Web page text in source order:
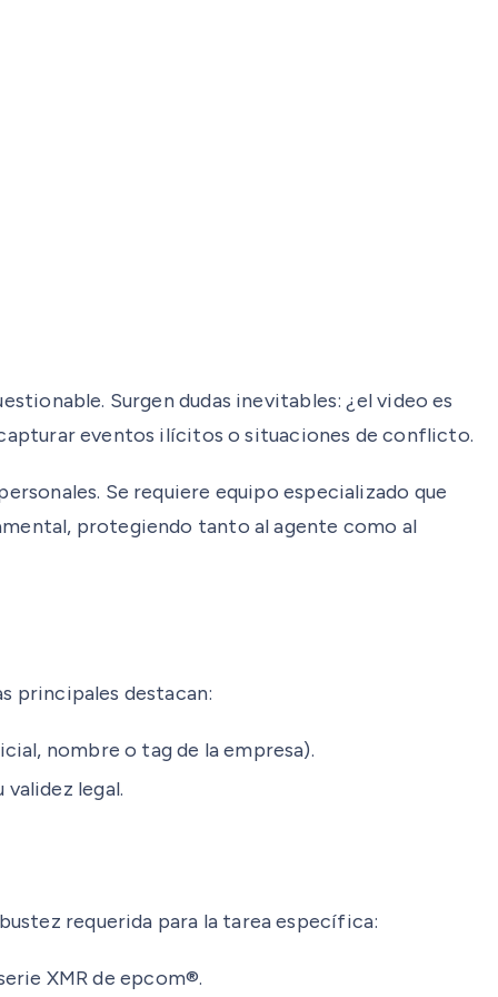
Surgen dudas inevitables: ¿el video es
eventos ilícitos o situaciones de conflicto.
Se requiere equipo especializado que
protegiendo tanto al agente como al
principales destacan:
nombre o tag de la empresa).
legal.
requerida para la tarea específica:
XMR de epcom®.